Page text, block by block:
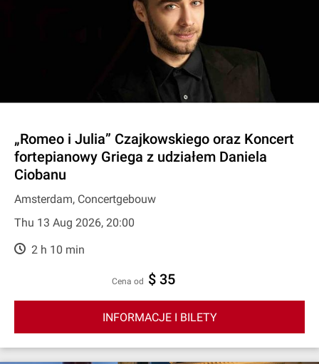
„Romeo i Julia” Czajkowskiego oraz Koncert
fortepianowy Griega z udziałem Daniela
Ciobanu
Amsterdam, Concertgebouw
Thu 13 Aug 2026, 20:00
2 h 10 min
cena od $ 35
INFORMACJE I BILETY